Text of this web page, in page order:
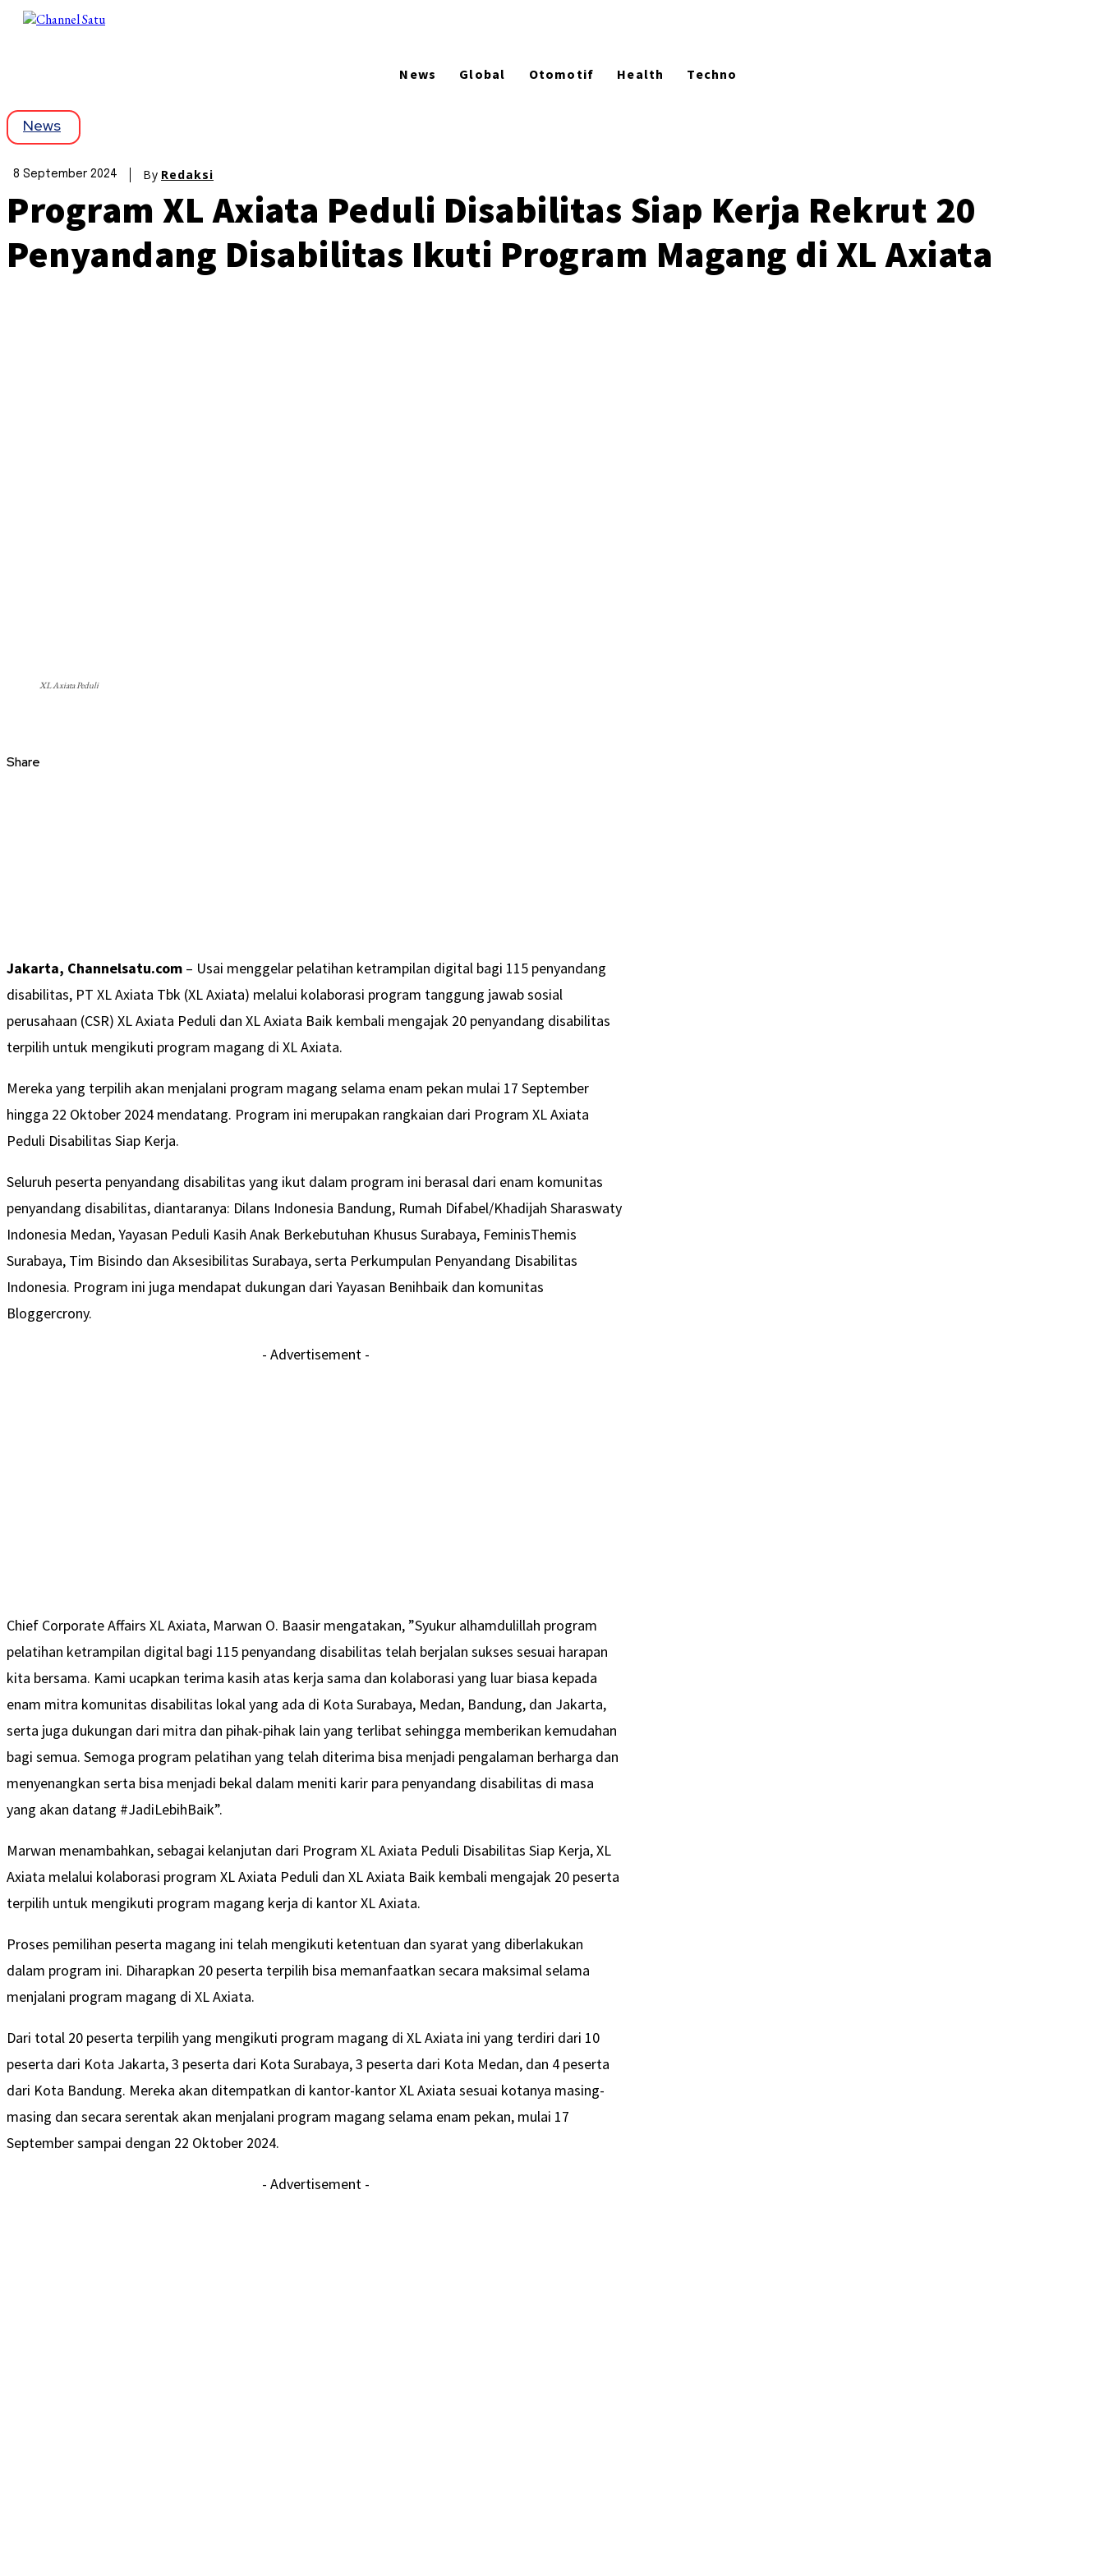
News Global Otomotif Health Techno
News
8 September 2024 By Redaksi
Program XL Axiata Peduli Disabilitas Siap Kerja Rekrut 20
Penyandang Disabilitas Ikuti Program Magang di XL Axiata
XL Axiata Peduli
Share
Jakarta, Channelsatu.com – Usai menggelar pelatihan ketrampilan digital bagi 115 penyandang
disabilitas, PT XL Axiata Tbk (XL Axiata) melalui kolaborasi program tanggung jawab sosial
perusahaan (CSR) XL Axiata Peduli dan XL Axiata Baik kembali mengajak 20 penyandang disabilitas
terpilih untuk mengikuti program magang di XL Axiata.
Mereka yang terpilih akan menjalani program magang selama enam pekan mulai 17 September
hingga 22 Oktober 2024 mendatang. Program ini merupakan rangkaian dari Program XL Axiata
Peduli Disabilitas Siap Kerja.
Seluruh peserta penyandang disabilitas yang ikut dalam program ini berasal dari enam komunitas
penyandang disabilitas, diantaranya: Dilans Indonesia Bandung, Rumah Difabel/Khadijah Sharaswaty
Indonesia Medan, Yayasan Peduli Kasih Anak Berkebutuhan Khusus Surabaya, FeminisThemis
Surabaya, Tim Bisindo dan Aksesibilitas Surabaya, serta Perkumpulan Penyandang Disabilitas
Indonesia. Program ini juga mendapat dukungan dari Yayasan Benihbaik dan komunitas
Bloggercrony.
- Advertisement -
Chief Corporate Affairs XL Axiata, Marwan O. Baasir mengatakan, ”Syukur alhamdulillah program
pelatihan ketrampilan digital bagi 115 penyandang disabilitas telah berjalan sukses sesuai harapan
kita bersama. Kami ucapkan terima kasih atas kerja sama dan kolaborasi yang luar biasa kepada
enam mitra komunitas disabilitas lokal yang ada di Kota Surabaya, Medan, Bandung, dan Jakarta,
serta juga dukungan dari mitra dan pihak-pihak lain yang terlibat sehingga memberikan kemudahan
bagi semua. Semoga program pelatihan yang telah diterima bisa menjadi pengalaman berharga dan
menyenangkan serta bisa menjadi bekal dalam meniti karir para penyandang disabilitas di masa
yang akan datang #JadiLebihBaik”.
Marwan menambahkan, sebagai kelanjutan dari Program XL Axiata Peduli Disabilitas Siap Kerja, XL
Axiata melalui kolaborasi program XL Axiata Peduli dan XL Axiata Baik kembali mengajak 20 peserta
terpilih untuk mengikuti program magang kerja di kantor XL Axiata.
Proses pemilihan peserta magang ini telah mengikuti ketentuan dan syarat yang diberlakukan
dalam program ini. Diharapkan 20 peserta terpilih bisa memanfaatkan secara maksimal selama
menjalani program magang di XL Axiata.
Dari total 20 peserta terpilih yang mengikuti program magang di XL Axiata ini yang terdiri dari 10
peserta dari Kota Jakarta, 3 peserta dari Kota Surabaya, 3 peserta dari Kota Medan, dan 4 peserta
dari Kota Bandung. Mereka akan ditempatkan di kantor-kantor XL Axiata sesuai kotanya masing-
masing dan secara serentak akan menjalani program magang selama enam pekan, mulai 17
September sampai dengan 22 Oktober 2024.
- Advertisement -